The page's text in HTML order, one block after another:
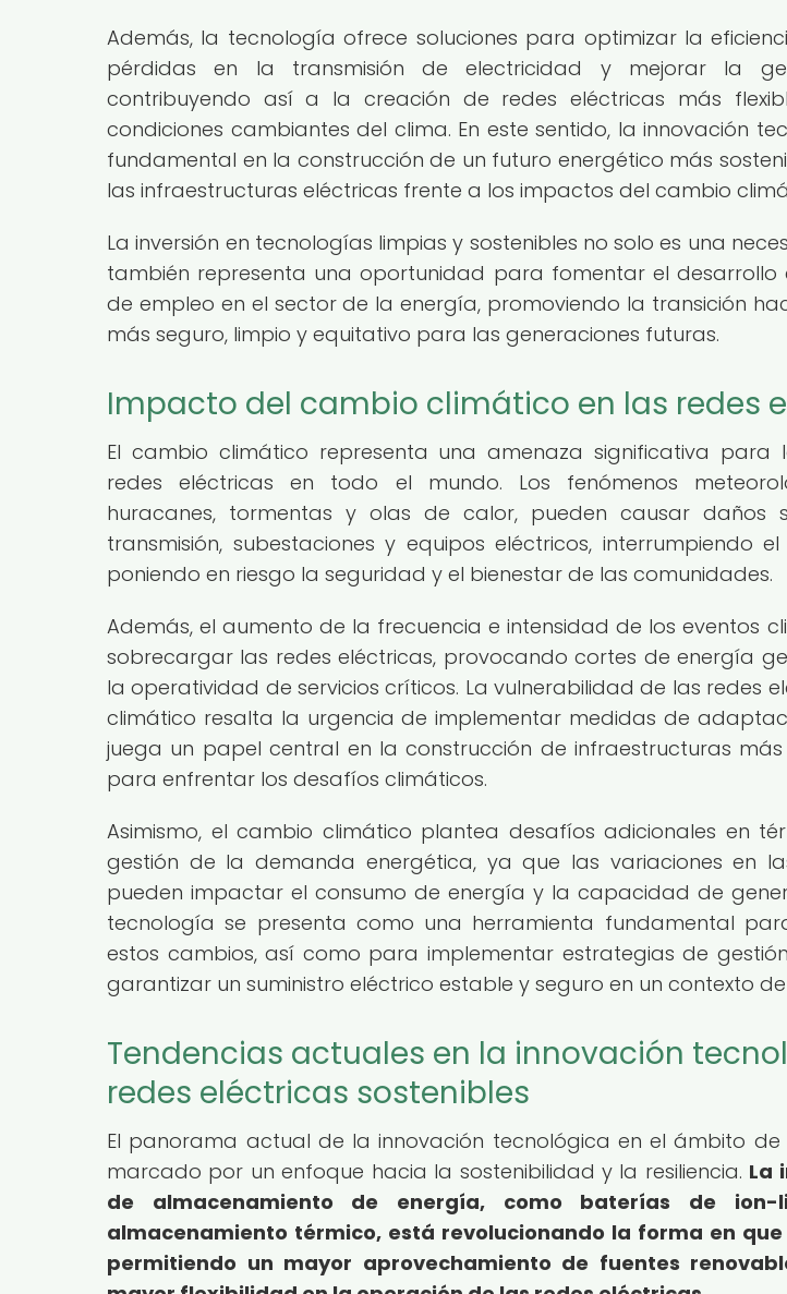
Además, la tecnología ofrece soluciones para optimizar la
pérdidas en la transmisión de electricidad y mejorar la
contribuyendo así a la creación de redes eléctricas más
condiciones cambiantes del clima. En este sentido, la innovación
fundamental en la construcción de un futuro energético más
las infraestructuras eléctricas frente a los impactos del cambio
La inversión en tecnologías limpias y sostenibles no solo es una
también representa una oportunidad para fomentar el desarrollo
de empleo en el sector de la energía, promoviendo la transición
más seguro, limpio y equitativo para las generaciones futuras.
Impacto del cambio climático en las redes
El cambio climático representa una amenaza significativa para
redes eléctricas en todo el mundo. Los fenómenos
huracanes, tormentas y olas de calor, pueden causar daños
transmisión, subestaciones y equipos eléctricos, interrumpiendo
poniendo en riesgo la seguridad y el bienestar de las comunidades.
Además, el aumento de la frecuencia e intensidad de los eventos
sobrecargar las redes eléctricas, provocando cortes de energía
la operatividad de servicios críticos. La vulnerabilidad de las redes
climático resalta la urgencia de implementar medidas de
juega un papel central en la construcción de infraestructuras
para enfrentar los desafíos climáticos.
Asimismo, el cambio climático plantea desafíos adicionales en
gestión de la demanda energética, ya que las variaciones en
pueden impactar el consumo de energía y la capacidad de
tecnología se presenta como una herramienta fundamental
estos cambios, así como para implementar estrategias de
garantizar un suministro eléctrico estable y seguro en un contexto
Tendencias actuales en la innovación
redes eléctricas sostenibles
El panorama actual de la innovación tecnológica en el ámbito de
marcado por un enfoque hacia la sostenibilidad y la resiliencia. La
de almacenamiento de energía, como baterías de
almacenamiento térmico, está revolucionando la forma en
permitiendo un mayor aprovechamiento de fuentes